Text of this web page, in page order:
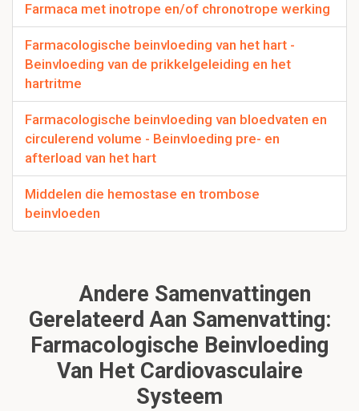
Farmaca met inotrope en/of chronotrope werking
Farmacologische beinvloeding van het hart -
Beinvloeding van de prikkelgeleiding en het
hartritme
Farmacologische beinvloeding van bloedvaten en
circulerend volume - Beinvloeding pre- en
afterload van het hart
Middelen die hemostase en trombose
beinvloeden
Andere Samenvattingen
Gerelateerd Aan Samenvatting:
Farmacologische Beinvloeding
Van Het Cardiovasculaire
Systeem